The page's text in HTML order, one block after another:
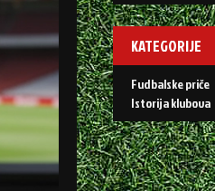
KATEGORIJE
Fudbalske priče
Istorija klubova